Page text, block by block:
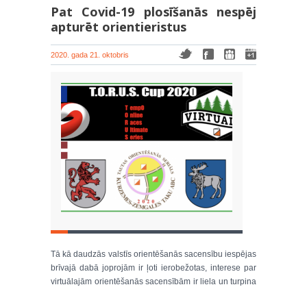
Pat Covid-19 plosīšanās nespēj
apturēt orientieristus
2020. gada 21. oktobris
Tā kā daudzās valstīs orientēšanās sacensību iespējas
brīvajā dabā joprojām ir ļoti ierobežotas, interese par
virtuālajām orientēšanās sacensībām ir liela un turpina